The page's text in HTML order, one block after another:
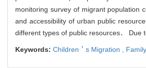
monitoring survey of migrant population
and accessibility of urban public
different types of public resources． Due
Keywords: Children ＇ s Migration ,